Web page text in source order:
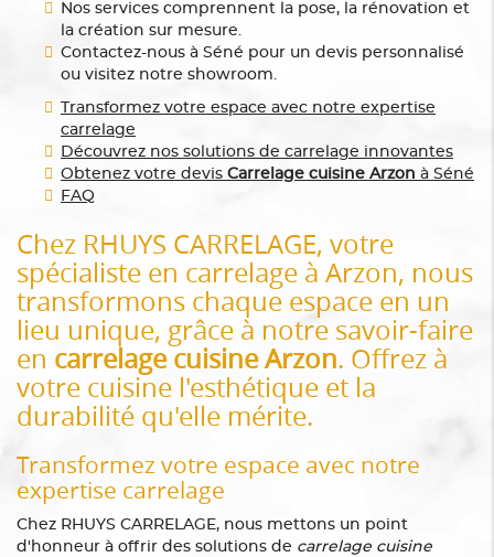
Nos services comprennent la pose, la rénovation et
la création sur mesure.
Contactez-nous à Séné pour un devis personnalisé
ou visitez notre showroom.
Transformez votre espace avec notre expertise
carrelage
Découvrez nos solutions de carrelage innovantes
Obtenez votre devis Carrelage cuisine Arzon à Séné
FAQ
Chez RHUYS CARRELAGE, votre
spécialiste en carrelage à Arzon, nous
transformons chaque espace en un
lieu unique, grâce à notre savoir-faire
en carrelage cuisine Arzon. Offrez à
votre cuisine l'esthétique et la
durabilité qu'elle mérite.
Transformez votre espace avec notre
expertise carrelage
Chez RHUYS CARRELAGE, nous mettons un point
d'honneur à offrir des solutions de carrelage cuisine